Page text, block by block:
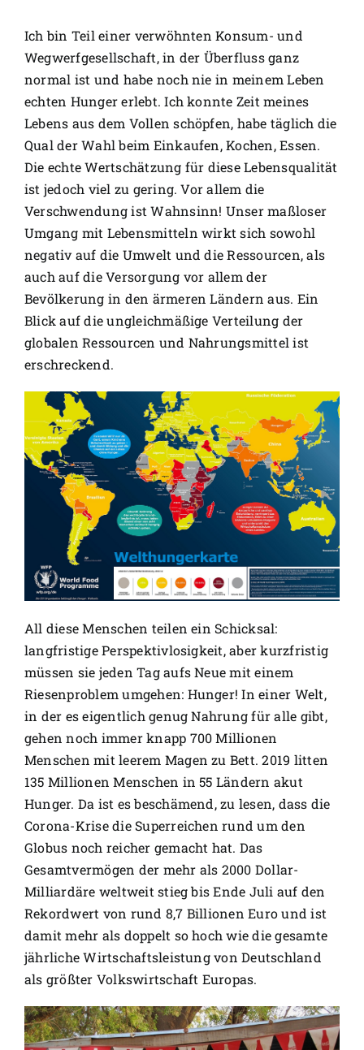
Ich bin Teil einer verwöhnten Konsum- und
Wegwerfgesellschaft, in der Überfluss ganz
normal ist und habe noch nie in meinem Leben
echten Hunger erlebt. Ich konnte Zeit meines
Lebens aus dem Vollen schöpfen, habe täglich die
Qual der Wahl beim Einkaufen, Kochen, Essen.
Die echte Wertschätzung für diese Lebensqualität
ist jedoch viel zu gering. Vor allem die
Verschwendung ist Wahnsinn! Unser maßloser
Umgang mit Lebensmitteln wirkt sich sowohl
negativ auf die Umwelt und die Ressourcen, als
auch auf die Versorgung vor allem der
Bevölkerung in den ärmeren Ländern aus. Ein
Blick auf die ungleichmäßige Verteilung der
globalen Ressourcen und Nahrungsmittel ist
erschreckend.
All diese Menschen teilen ein Schicksal:
langfristige Perspektivlosigkeit, aber kurzfristig
müssen sie jeden Tag aufs Neue mit einem
Riesenproblem umgehen: Hunger! In einer Welt,
in der es eigentlich genug Nahrung für alle gibt,
gehen noch immer knapp 700 Millionen
Menschen mit leerem Magen zu Bett. 2019 litten
135 Millionen Menschen in 55 Ländern akut
Hunger. Da ist es beschämend, zu lesen, dass die
Corona-Krise die Superreichen rund um den
Globus noch reicher gemacht hat. Das
Gesamtvermögen der mehr als 2000 Dollar-
Milliardäre weltweit stieg bis Ende Juli auf den
Rekordwert von rund 8,7 Billionen Euro und ist
damit mehr als doppelt so hoch wie die gesamte
jährliche Wirtschaftsleistung von Deutschland
als größter Volkswirtschaft Europas.